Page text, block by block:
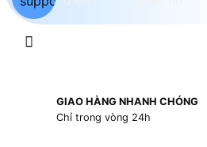
GIAO HÀNG NHANH CHÓNG
Chỉ trong vòng 24h